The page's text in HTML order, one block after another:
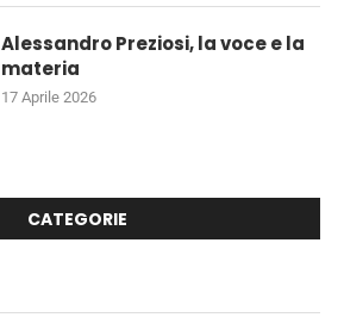
Alessandro Preziosi, la voce e la
materia
17 Aprile 2026
CATEGORIE